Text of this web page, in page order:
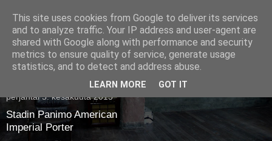
Pullollinen
perjantai 5. kesäkuuta 2015
Stadin Panimo American
Imperial Porter
This site uses cookies from Google to deliver its services
and to analyze traffic. Your IP address and user-agent are
shared with Google along with performance and security
metrics to ensure quality of service, generate usage
statistics, and to detect and address abuse.
LEARN MORE GOT IT